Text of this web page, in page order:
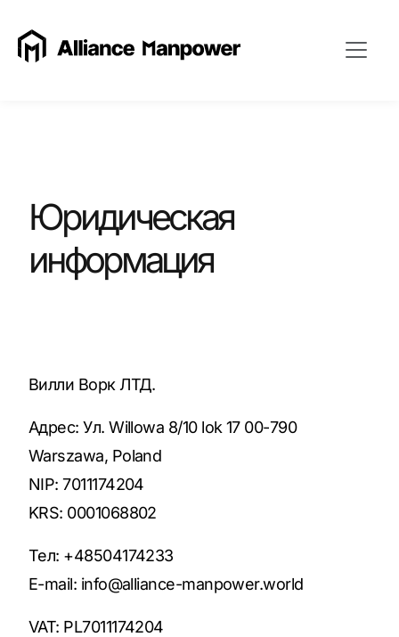
Юридическая
информация
Вилли Ворк ЛТД.
Адрес: Ул. Willowa 8/10 lok 17 00-790
Warszawa, Poland
NIP: 7011174204
KRS: 0001068802
Тел: +48504174233
E-mail: info@alliance-manpower.world
VAT: PL7011174204